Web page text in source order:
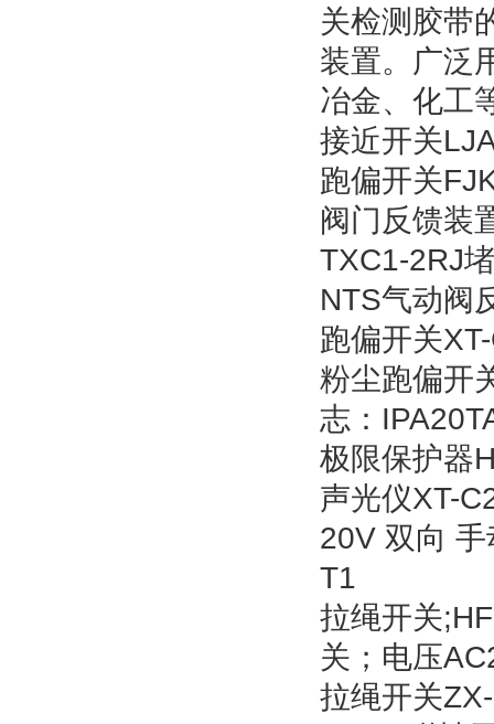
关检测胶带
装置。广泛
冶金、化工
接近开关
跑偏开关
阀门反馈装
TXC1-2RJ
NTS气动阀
跑偏开关
粉尘跑偏开
志：
极限保护器
声光仪XT-
20V 双向
T1
拉绳开关
关；电压
拉绳开关